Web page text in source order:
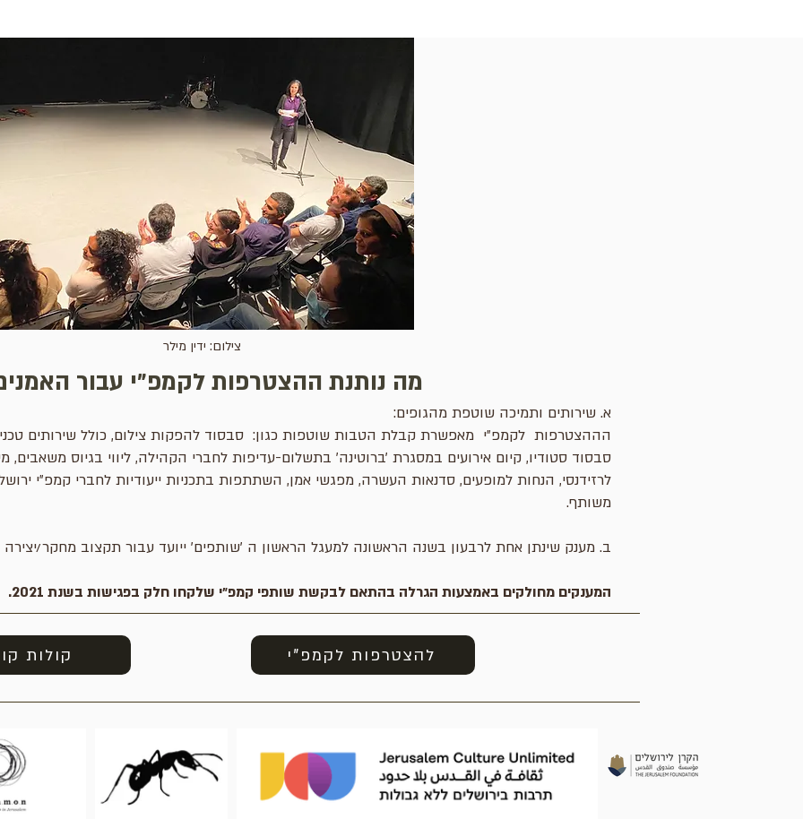
צילום: ידין מילר
מה נותנת ההצטרפות לקמפ״י עבור
א. שירותים ותמיכה שוטפת מהגופים:
הההצטרפות לקמפ״י מאפשרת קבלת הטבות שוטפות כגון: סבסוד להפקות צילום, כולל שירותים
סבסוד סטודיו, קיום אירועים במסגרת ׳ברוטינה׳ בתשלום-עדיפות לחברי הקהילה, ליווי בגיוס
לרזידנסי, הנחות למופעים, סדנאות העשרה, מפגשי אמן, השתתפות בתכניות ייעודיות לחברי קמפ״י
משותף.
ב. מענק שינתן אחת לרבעון בשנה הראשונה למעגל הראשון ה ׳שותפים׳ ייועד עבור תקצוב מחקר/
המענקים מחולקים באמצעות הגרלה בהתאם לבקשת שותפי קמפ״י שלקחו חלק בפגישות בשנת 2021.
קולות להצטרפות לקמפ"י